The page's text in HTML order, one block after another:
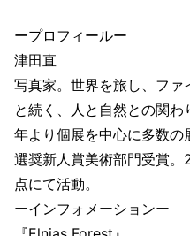
ープロフィールー
津田直
写真家。世界を旅し、ファ
と続く、人と自然との関
年より個展を中心に多数
選奨新人賞美術部門受賞
点にて活動。
ーインフォメーションー